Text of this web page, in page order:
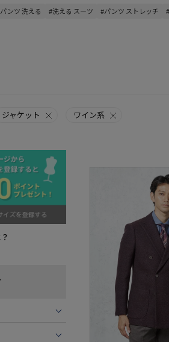
ンツ 洗える #洗える スーツ #パンツ ストレッチ
ジャケット ワイン系